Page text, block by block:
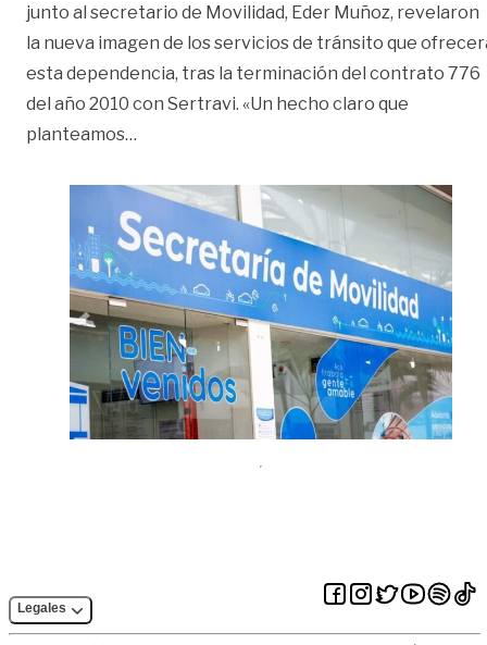
junto al secretario de Movilidad, Eder Muñoz, revelaron
la nueva imagen de los servicios de tránsito que
esta dependencia, tras la terminación del contrato 776
del año 2010 con Sertravi. «Un hecho claro que
planteamos…
Legales